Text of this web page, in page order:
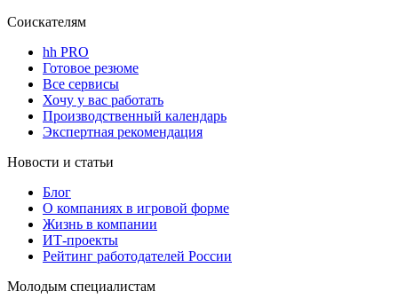
Соискателям
hh PRO
Готовое резюме
Все сервисы
Хочу у вас работать
Производственный календарь
Экспертная рекомендация
Новости и статьи
Блог
О компаниях в игровой форме
Жизнь в компании
ИТ-проекты
Рейтинг работодателей России
Молодым специалистам